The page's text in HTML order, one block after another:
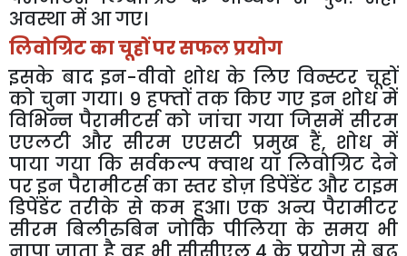
अवस्था में आ गए।
लिवोग्रिट का चूहों पर सफल प्रयोग
इसके बाद इन-वीवो शोध के लिए विन्स्टर चूहों
को चुना गया। 9 हफ्तों तक किए गए इन शोध में
विभिन्न पैरामीटर्स को जांचा गया जिसमें सीरम
एएलटी और सीरम एएसटी प्रमुख हैं, शोध में
पाया गया कि सर्वकल्प क्वाथ या लिवोग्रिट देने
पर इन पैरामीटर्स का स्तर डोज़ डिपेंडेंट और टाइम
डिपेंडेंट तरीके से कम हुआ। एक अन्य पैरामीटर
सीरम बिलीरुबिन जोकि पीलिया के समय भी